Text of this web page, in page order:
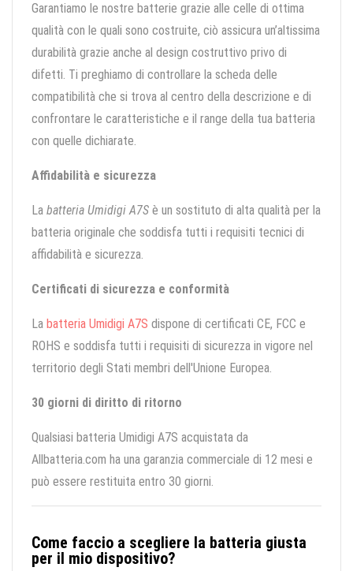
Garantiamo le nostre batterie grazie alle celle di ottima
qualità con le quali sono costruite, ciò assicura un’altissima
durabilità grazie anche al design costruttivo privo di
difetti. Ti preghiamo di controllare la scheda delle
compatibilità che si trova al centro della descrizione e di
confrontare le caratteristiche e il range della tua batteria
con quelle dichiarate.
Affidabilità e sicurezza
La batteria Umidigi A7S è un sostituto di alta qualità per la
batteria originale che soddisfa tutti i requisiti tecnici di
affidabilità e sicurezza.
Certificati di sicurezza e conformità
La batteria Umidigi A7S dispone di certificati CE, FCC e
ROHS e soddisfa tutti i requisiti di sicurezza in vigore nel
territorio degli Stati membri dell'Unione Europea.
30 giorni di diritto di ritorno
Qualsiasi batteria Umidigi A7S acquistata da
Allbatteria.com ha una garanzia commerciale di 12 mesi e
può essere restituita entro 30 giorni.
Come faccio a scegliere la batteria giusta
per il mio dispositivo?